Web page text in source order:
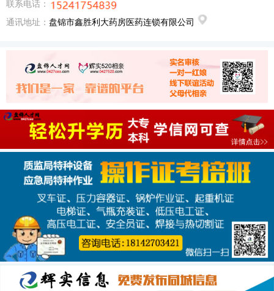
联系电话：
通讯地址： 盘锦市鑫胜利大药房医药连锁有限公司